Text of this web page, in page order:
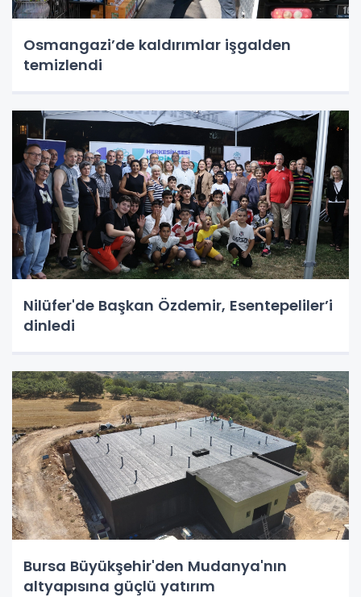
Osmangazi’de kaldırımlar işgalden
temizlendi
Nilüfer'de Başkan Özdemir, Esentepeliler’i
dinledi
Bursa Büyükşehir'den Mudanya'nın
altyapısına güçlü yatırım